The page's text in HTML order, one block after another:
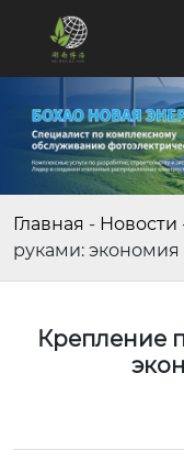
Главная - Новости
руками:
Крепление